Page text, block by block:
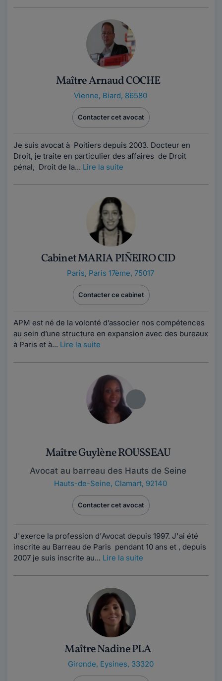
Maître Arnaud COCHE
Vienne, Biard, 86580
Contacter cet avocat
Je suis avocat à Poitiers depuis 2003. Docteur en
Droit, je traite en particulier des affaires de Droit
pénal, Droit de la... Lire la suite
Cabinet MARIA PIÑEIRO CID
Paris, Paris 17ème, 75017
Contacter ce cabinet
APM est né de la volonté d’associer nos compétences
au sein d’une structure en expansion avec des bureaux
à Paris et à... Lire la suite
Maître Guylène ROUSSEAU
Avocat au barreau des Hauts de Seine
Hauts-de-Seine, Clamart, 92140
Contacter cet avocat
J'exerce la profession d'Avocat depuis 1997. J'ai été
inscrite au Barreau de Paris pendant 10 ans et , depuis
2007 je suis inscrite au... Lire la suite
Maître Nadine PLA
Gironde, Eysines, 33320